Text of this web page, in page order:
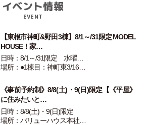
イベント情報
EVENT
【東根市神町&野田3棟】8/1～/31限定 MODEL
HOUSE！家…
日時：8/1～/31限定 水曜…
場所：●1棟目：神町東3/16…
《事前予約制》8/8(土)・9(日)限定【《平屋》
に住みたいと…
日時：8/8(土)・9(日)限定
場所：バリューハウス本社…